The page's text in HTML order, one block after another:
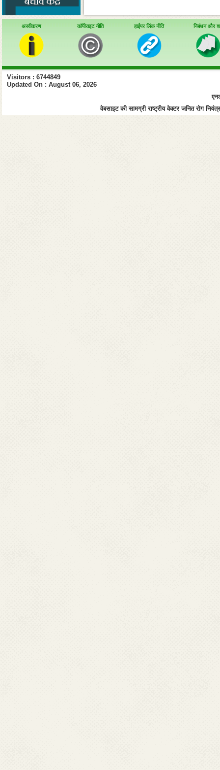
अस्वीकरण कॉपीराइट नीति हाईपर लिंक नीति निबंधन और
Visitors : 6744849
Updated On : August 06, 2026
वेबसाइट की सामग्री राष्ट्रीय वेक्टर जनित रोग